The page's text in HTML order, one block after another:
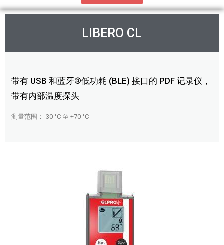
LIBERO CL
带有 USB 和蓝牙®低功耗 (BLE) 接口的 PDF 记录仪，
带有内部温度探头
测量范围：-30 °C 至 +70 °C